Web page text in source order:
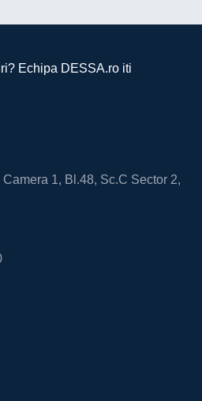
Echipa DESSA.ro iti
1, Bl.48, Sc.C Sector 2,